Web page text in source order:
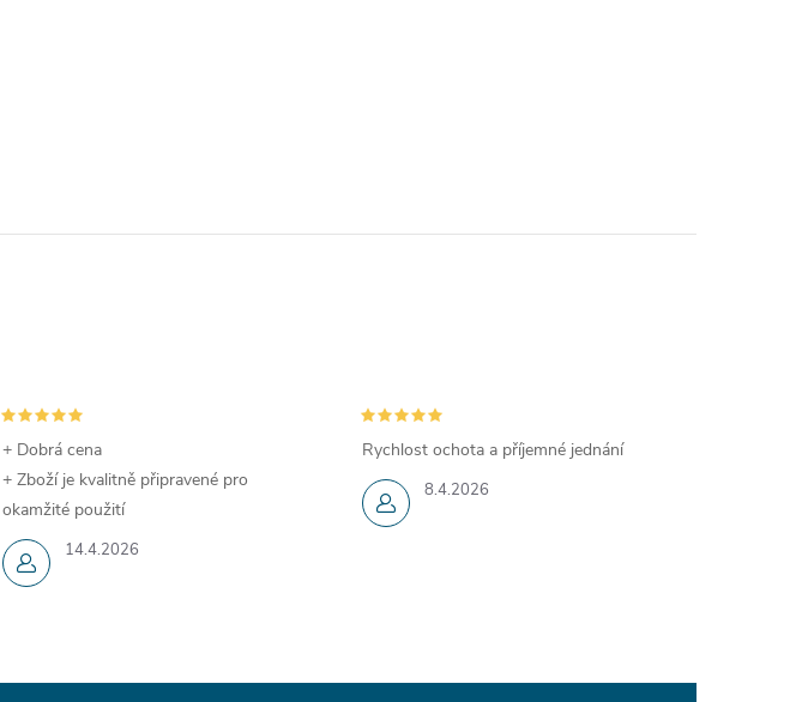
14.4.2026
+ Dobrá cena
+ Zboží je kvalitně připravené pro
okamžité použití
8.4.2026
Rychlost ochota a příjemné jednání